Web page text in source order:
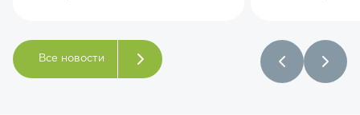
Все новости